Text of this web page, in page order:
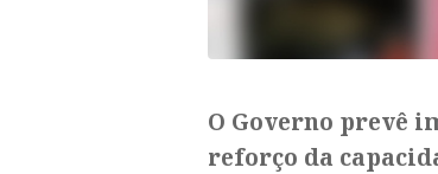
O Governo prevê
reforço da